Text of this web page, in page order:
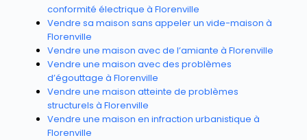
conformité électrique à Florenville
Vendre sa maison sans appeler un vide-maison à
Florenville
Vendre une maison avec de l’amiante à Florenville
Vendre une maison avec des problèmes
d’égouttage à Florenville
Vendre une maison atteinte de problèmes
structurels à Florenville
Vendre une maison en infraction urbanistique à
Florenville